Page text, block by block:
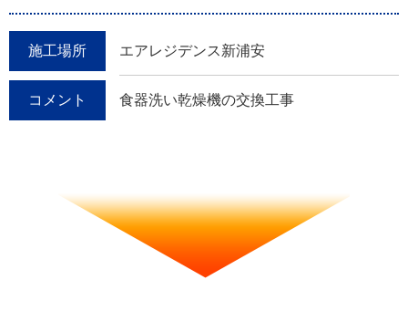
施工場所 エアレジデンス新浦安
コメント 食器洗い乾燥機の交換工事